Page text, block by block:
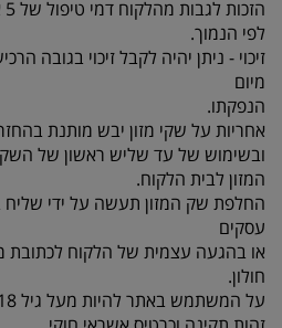
לפי הנמוך.
מיום
הנפקתו.
אחריות על שקי מזון יבש מותנת
ובשימוש של עד שליש ראשון של השק ותוך 14 ימים
המזון לבית הלקוח.
עסקים
חולון.
על המשתמש באתר להיות מעל גיל 18 בעל תעודת